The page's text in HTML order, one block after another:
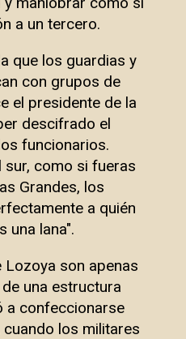
a un tercero.
que los guardias y
con grupos de
el presidente de la
descifrado el
funcionarios.
sur, como si fueras
Grandes, los
a quién
una lana".
son apenas
una estructura
a confeccionarse
los militares